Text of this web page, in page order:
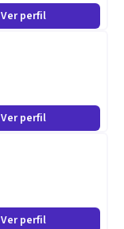
Ver perfil
Ver perfil
Ver perfil